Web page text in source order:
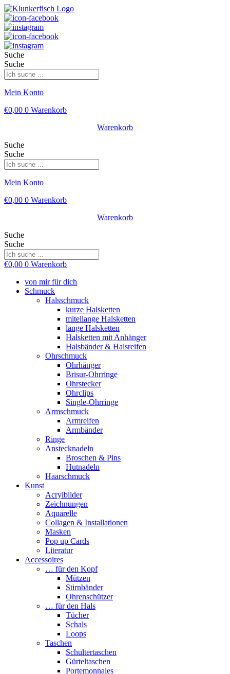
Suche
Suche
Mein Konto
€0,00 0 Warenkorb
Warenkorb
Suche
Suche
Mein Konto
€0,00 0 Warenkorb
Warenkorb
Suche
Suche
€0,00 0 Warenkorb
von mir für dich
Schmuck
Halsschmuck
kurze Halsketten
mitellange Halsketten
lange Halsketten
Halsketten mit Anhänger
Halsbänder & Halsreifen
Ohrschmuck
Ohrhänger
Brisur-Ohrringe
Ohrstecker
Ohrclips
Single-Ohrringe
Armschmuck
Armreifen
Armbänder
Ringe
Anstecknadeln
Broschen & Pins
Hutnadeln
Haarschmuck
Kunst
Acrylbilder
Zeichnungen
Aquarelle
Collagen & Installationen
Masken
Pop up Cards
Literatur
Accessoires
… für den Kopf
Mützen
Stirnbänder
Ohrenschützer
… für den Hals
Tücher
Schals
Loops
Taschen
Schultertaschen
Gürteltaschen
Portemonnaies